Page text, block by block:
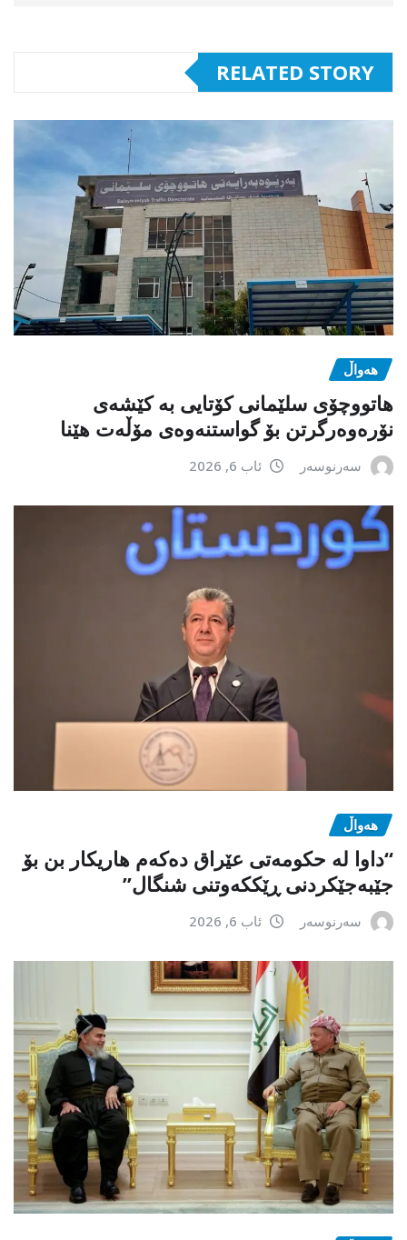
RELATED STORY
هەواڵ
هاتووچۆی سلێمانی کۆتایی بە کێشەی
نۆرەوەرگرتن بۆ گواستنەوەی مۆڵەت هێنا
سەرنوسەر ئاب 6, 2026
هەواڵ
“داوا لە حكومەتی عێراق دەكەم هاریكار بن بۆ
جێبەجێكردنی ڕێككەوتنی شنگال”
سەرنوسەر ئاب 6, 2026